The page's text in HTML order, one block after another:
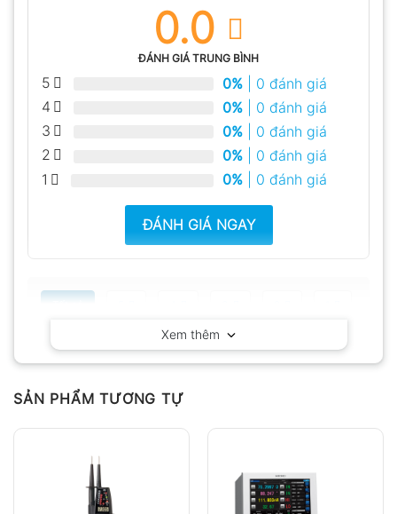
0.0
ĐÁNH GIÁ TRUNG BÌNH
5 0% | 0 đánh giá
4
0% | 0 đánh giá
3
0% | 0 đánh giá
2
0% | 0 đánh giá
1
0% | 0 đánh giá
ĐÁNH GIÁ NGAY
Có ảnh
Chưa có đánh giá nào.
Xem thêm
SẢN PHẨM TƯƠNG TỰ